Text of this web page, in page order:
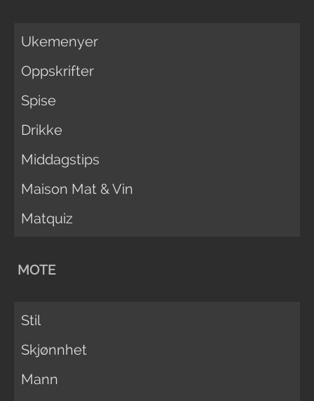
Ukemenyer
Oppskrifter
Spise
Drikke
Middagstips
Maison Mat & Vin
Matquiz
MOTE
Stil
Skjønnhet
Mann